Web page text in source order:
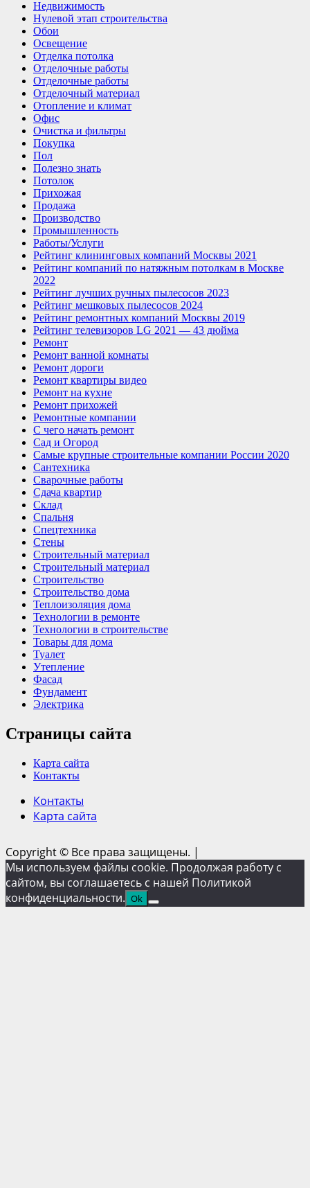
Недвижимость
Нулевой этап строительства
Обои
Освещение
Отделка потолка
Отделочные работы
Отделочные работы
Отделочный материал
Отопление и климат
Офис
Очистка и фильтры
Покупка
Пол
Полезно знать
Потолок
Прихожая
Продажа
Производство
Промышленность
Работы/Услуги
Рейтинг клининговых компаний Москвы 2021
Рейтинг компаний по натяжным потолкам в Москве
2022
Рейтинг лучших ручных пылесосов 2023
Рейтинг мешковых пылесосов 2024
Рейтинг ремонтных компаний Москвы 2019
Рейтинг телевизоров LG 2021 — 43 дюйма
Ремонт
Ремонт ванной комнаты
Ремонт дороги
Ремонт квартиры видео
Ремонт на кухне
Ремонт прихожей
Ремонтные компании
С чего начать ремонт
Сад и Огород
Самые крупные строительные компании России 2020
Сантехника
Сварочные работы
Сдача квартир
Склад
Спальня
Спецтехника
Стены
Строительный материал
Строительный материал
Строительство
Строительство дома
Теплоизоляция дома
Технологии в ремонте
Технологии в строительстве
Товары для дома
Туалет
Утепление
Фасад
Фундамент
Электрика
Страницы сайта
Карта сайта
Контакты
Контакты
Карта сайта
Copyright © Все права защищены. |
Мы используем файлы cookie. Продолжая работу с
сайтом, вы соглашаетесь с нашей Политикой
конфиденциальности. Ok